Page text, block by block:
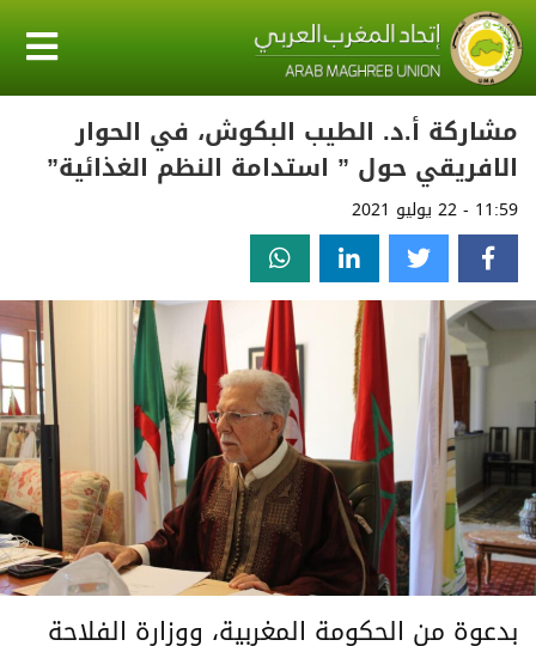
مشاركة أ.د. الطيب البكوش، في الحوار
الافريقي حول ” استدامة النظم الغذائية”
11:59 - 22 يوليو 2021
بدعوة من الحكومة المغربية، ووزارة الفلاحة